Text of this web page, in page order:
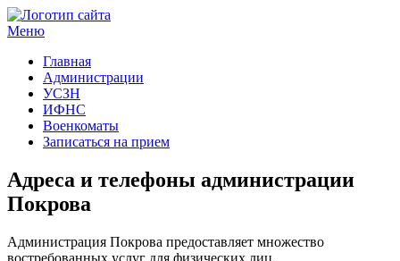
Меню
Главная
Администрации
УСЗН
ИФНС
Военкоматы
Записаться на прием
Адреса и телефоны администрации
Покрова
Администрация Покрова предоставляет множество
востребованных услуг для физических лиц.